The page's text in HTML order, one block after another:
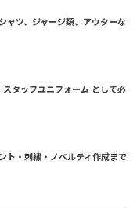
ャツ、ジャージ類、アウターな
タッフユニフォーム として必
ト・刺繍・ノベルティ作成まで